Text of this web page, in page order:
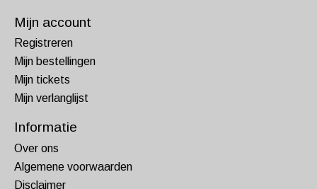
Mijn account
Registreren
Mijn bestellingen
Mijn tickets
Mijn verlanglijst
Informatie
Over ons
Algemene voorwaarden
Disclaimer